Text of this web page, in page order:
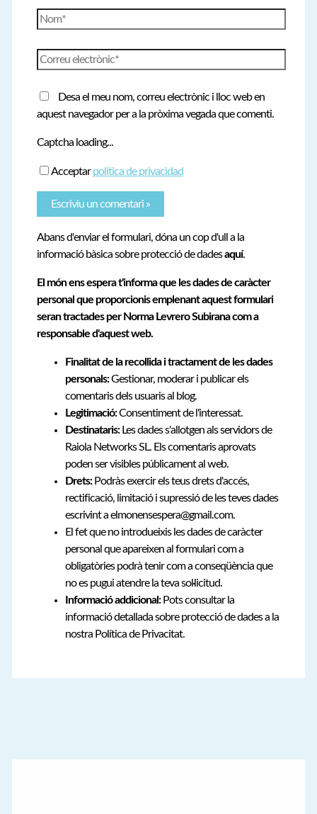
Nom*
Correu
electrònic*
Desa el meu nom, correu electrònic i lloc web en
aquest navegador per a la pròxima vegada que comenti.
Captcha loading...
Acceptarpolítica de privacidad
Abans d'enviar el formulari, dóna un cop d'ull a la
informació bàsica sobre protecció de dadesaquí.
El món ens espera t'informa que les dades de caràcter
personal que proporcionis emplenant aquest formulari
seran tractades per Norma Levrero Subirana com a
responsable d'aquest web.
Finalitat de la recollida i tractament de les dades
personals:Gestionar, moderar i publicar els
comentaris dels usuaris al blog.
Legitimació:Consentiment de l'interessat.
Destinataris:Les dades s'allotgen als servidors de
Raiola Networks SL. Els comentaris aprovats
poden ser visibles públicament al web.
Drets:Podràs exercir els teus drets d'accés,
rectificació, limitació i supressió de les teves dades
escrivint a elmonensespera@gmail.com.
El fet que no introdueixis les dades de caràcter
personal que apareixen al formulari com a
obligatòries podrà tenir com a conseqüència que
no es pugui atendre la teva sol·licitud.
Informació addicional:Pots consultar la
informació detallada sobre protecció de dades a la
nostra Política de Privacitat.